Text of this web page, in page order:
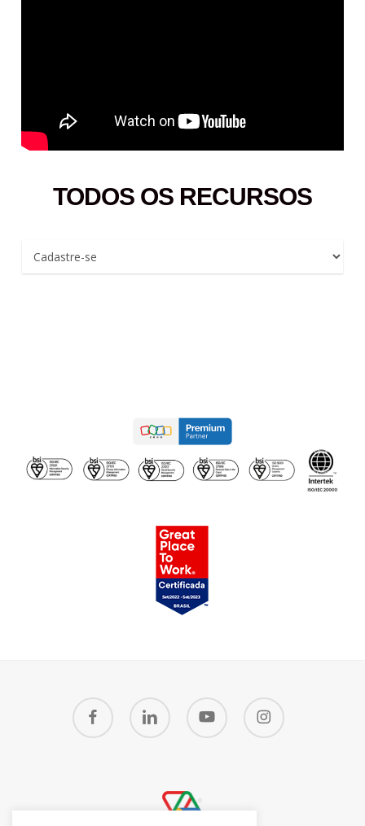
TODOS OS RECURSOS
facebook linkedin youtube instagram